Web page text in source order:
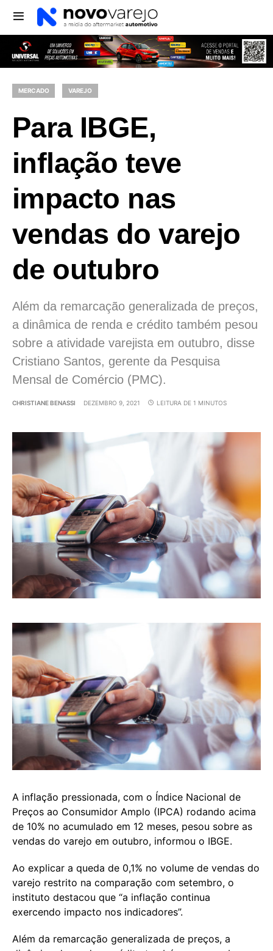
MERCADO VAREJO
Para IBGE,
inflação teve
impacto nas
vendas do varejo
de outubro
Além da remarcação generalizada de preços,
a dinâmica de renda e crédito também pesou
sobre a atividade varejista em outubro, disse
Cristiano Santos, gerente da Pesquisa
Mensal de Comércio (PMC).
CHRISTIANE BENASSI DEZEMBRO 9, 2021 LEITURA DE 1 MINUTOS
A inflação pressionada, com o Índice Nacional de
Preços ao Consumidor Amplo (IPCA) rodando acima
de 10% no acumulado em 12 meses, pesou sobre as
vendas do varejo em outubro, informou o IBGE.
Ao explicar a queda de 0,1% no volume de vendas do
varejo restrito na comparação com setembro, o
instituto destacou que “a inflação continua
exercendo impacto nos indicadores”.
Além da remarcação generalizada de preços, a